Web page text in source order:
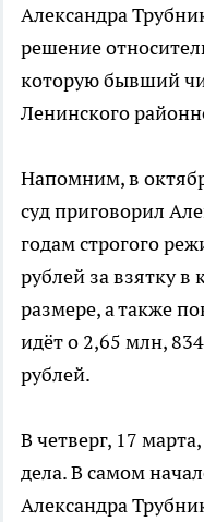
Александра
решение
которую бывший
Ленинского
Напомним, в
суд приговорил
годам строгого
рублей за взятку
размере, а также
идёт о 2,65 млн,
рублей.
В четверг, 17
дела. В самом
Александра